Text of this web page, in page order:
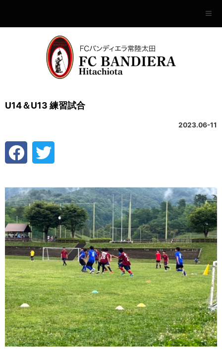
U14＆U13 練習試合
2023.06-11